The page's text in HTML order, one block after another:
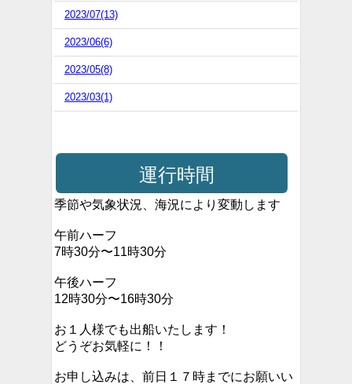
2023/07(13)
2023/06(6)
2023/05(8)
2023/03(1)
運行時間
季節や気象状況、海況により変動します
午前ハーフ
7時30分〜11時30分
午後ハーフ
12時30分〜16時30分
お１人様でも出船いたします！
どうぞお気軽に！！
お申し込みは、前日１７時までにお願いい